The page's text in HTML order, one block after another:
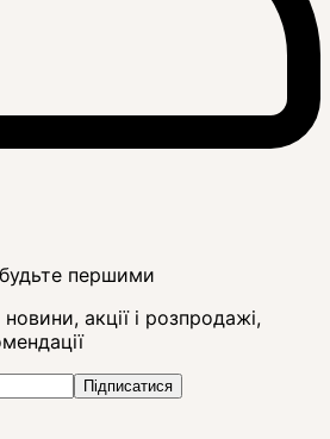
першими
акції і розпродажі,
Підписатися